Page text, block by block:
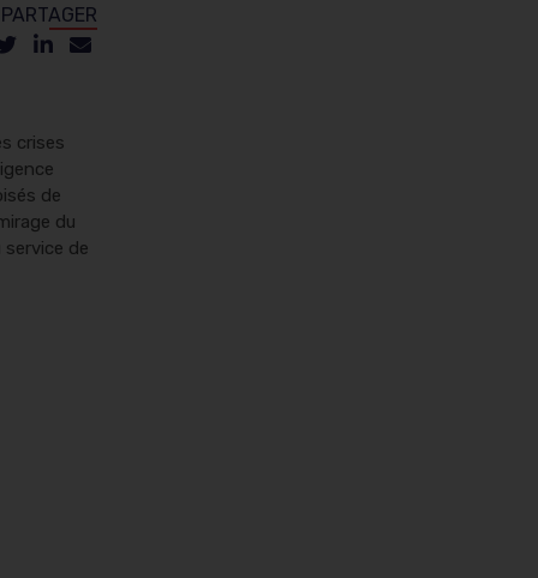
crises
de
du
de